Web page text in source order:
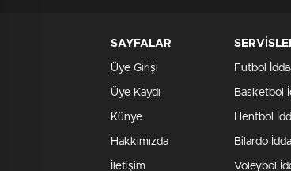
SAYFALAR
Üye Girişi
Üye Kaydı
Künye
Hakkımızda
İletişim
Futbol
Basketbol
Hentbol
Bilardo
Voleybol